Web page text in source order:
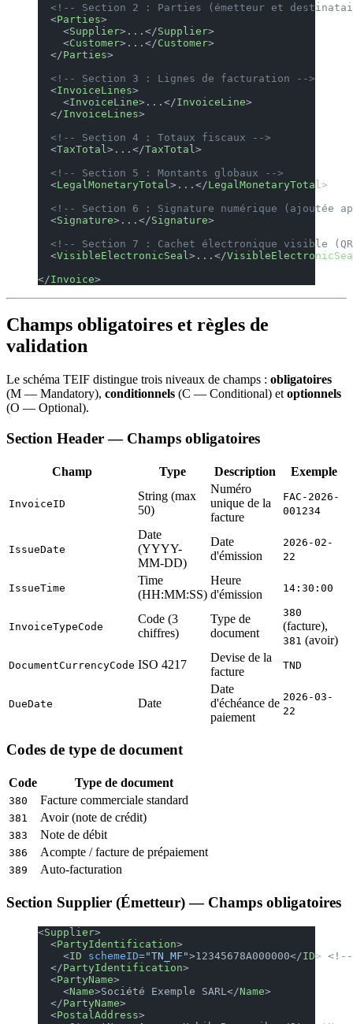
<!-- Section 2 : Parties (émetteur et
  <
Parties>
    <
Supplier>...</Supplier>
    <
Customer>...</Customer>
  </
Parties>
  <!-- Section 3 : Lignes de facturation -->
  <
InvoiceLines>
    <
InvoiceLine>...</InvoiceLine>
  </
InvoiceLines>
  <!-- Section 4 : Totaux fiscaux -->
  <
TaxTotal >...</TaxTotal >
  <!-- Section 5 : Montants globaux -->
  <
LegalMonetaryTotal >...</LegalMonetaryTotal >
<!-- Section 6 : Signature numérique (ajoutée
  <
Signature>...</Signature>
<!-- Section 7 : Cachet électronique visible
  <
VisibleElectronicSeal >...</
</Invoice>
Champs obligatoires et règles de
validation
Le schéma TEIF distingue trois niveaux de champs : obligatoires
(M — Mandatory), conditionnels (C — Conditional) et optionnels
(O — Optional).
Section Header — Champs obligatoires
Champ Type Description Exemple
InvoiceID
String (max
50)
Numéro
unique de la
facture
FAC-2026-
001234
IssueDate
Date
(YYYY-
MM-DD)
Date
d'émission
2026-02-
22
IssueTime
Time
(HH:MM:SS)
Heure
d'émission
14:30:00
InvoiceTypeCode
Code (3
chiffres)
Type de
document
380
(facture),
381 (avoir)
DocumentCurrencyCode ISO 4217
Devise de la
facture
TND
DueDate Date
Date
d'échéance de
paiement
2026-03-
22
Codes de type de document
Code Type de document
380 Facture commerciale standard
381 Avoir (note de crédit)
383 Note de débit
386 Acompte / facture de prépaiement
389 Auto-facturation
Section Supplier (Émetteur) — Champs obligatoires
<Supplier>
  <
PartyIdentification>
    <
ID schemeID="TN_MF">12345678A000000</ID>
  </
PartyIdentification>
  <
PartyName>
    <
Name>Société Exemple SARL</Name>
  </
PartyName>
  <
PostalAddress>